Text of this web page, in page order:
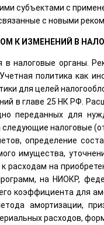
субъектами с
с новыми
К ИЗМЕНЕНИЙ В
в налоговые органы.
политика как
для целей
в главе 25 НК РФ.
переданных для
следующие налоговые
определение
имущества,
на
на НИОКР,
коэффициента для
амортизации,
расходов,